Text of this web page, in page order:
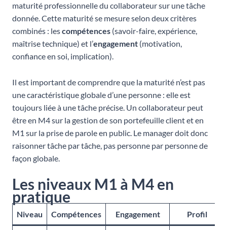
maturité professionnelle du collaborateur sur une tâche
donnée. Cette maturité se mesure selon deux critères
combinés : lescompétences (savoir-faire, expérience,
maîtrise technique) et l’engagement (motivation,
confiance en soi, implication).
Il est important de comprendre que la maturité n’est pas
une caractéristique globale d’une personne : elle est
toujours liée à une tâche précise. Un collaborateur peut
être en M4 sur la gestion de son portefeuille client et en
M1 sur la prise de parole en public. Le manager doit donc
raisonner tâche par tâche, pas personne par personne de
façon globale.
Les niveaux M1 à M4 en
pratique
Niveau Compétences Engagement Profil